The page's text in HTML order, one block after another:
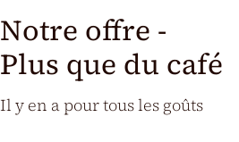
Notre offre -
Plus que du café
Il y en a pour tous les goûts